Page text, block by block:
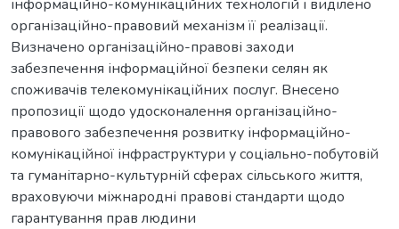
інформаційно-комунікаційних технологій і виділено
організаційно-правовий механізм її реалізації.
Визначено організаційно-правові заходи
забезпечення інформаційної безпеки селян як
споживачів телекомунікаційних послуг. Внесено
пропозиції щодо удосконалення організаційно-
правового забезпечення розвитку інформаційно-
комунікаційної інфраструктури у соціально-побутовій
та гуманітарно-культурній сферах сільського життя,
враховуючи міжнародні правові стандарти щодо
гарантування прав людини